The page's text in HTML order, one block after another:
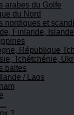
arabes du Golfe
du Nord
nordiques et
Finlande,
République
Tchétchénie,
baltes
/ Laos
?